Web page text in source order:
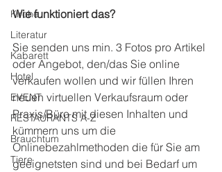
Kirche
Literatur
Kabarett
Hotel
EVENT
RESTAURANTS A-Z
Brauchtum
Tiere
Wie funktioniert das?
Sie senden uns min. 3 Fotos pro Artikel
oder Angebot, den/das Sie online
verkaufen wollen und wir füllen Ihren
neuen virtuellen Verkaufsraum oder
Praxis/Büro mit diesen Inhalten und
kümmern uns um die
Onlinebezahlmethoden die für Sie am
geeignetsten sind und bei Bedarf um